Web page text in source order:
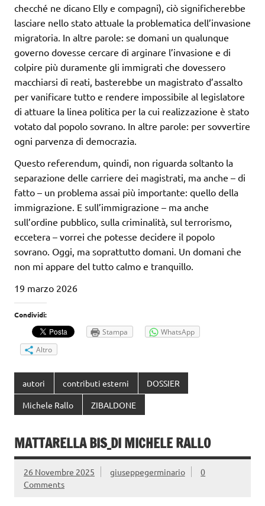
checché ne dicano Elly e compagni), ciò significherebbe
lasciare nello stato attuale la problematica dell’invasione
migratoria. In altre parole: se domani un qualunque
governo dovesse cercare di arginare l’invasione e di
colpire più duramente gli immigrati che dovessero
macchiarsi di reati, basterebbe un magistrato d’assalto
per vanificare tutto e rendere impossibile al legislatore
di attuare la linea politica per la cui realizzazione è stato
votato dal popolo sovrano. In altre parole: per sovvertire
ogni parvenza di democrazia.
Questo referendum, quindi, non riguarda soltanto la
separazione delle carriere dei magistrati, ma anche – di
fatto – un problema assai più importante: quello della
immigrazione. E sull’immigrazione – ma anche
sull’ordine pubblico, sulla criminalità, sul terrorismo,
eccetera – vorrei che potesse decidere il popolo
sovrano. Oggi, ma soprattutto domani. Un domani che
non mi appare del tutto calmo e tranquillo.
19 marzo 2026
Condividi:
Stampa
WhatsApp
Altro
autori contributi esterni DOSSIER
Michele Rallo ZIBALDONE
MATTARELLA BIS_DI MICHELE RALLO
26 Novembre 2025 giuseppegerminario
0
Comments